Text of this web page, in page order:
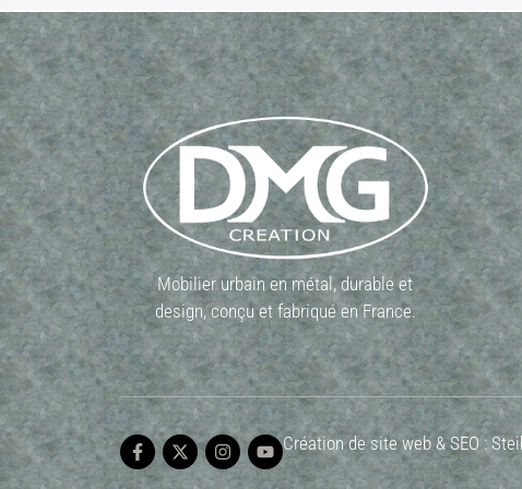
Mobilier urbain en métal, durable et
design, conçu et fabriqué en France.
Création de site web & SEO :